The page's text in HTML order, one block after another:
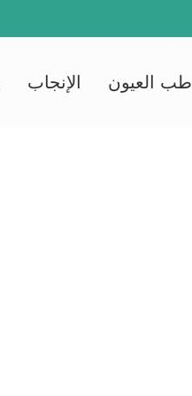
طب العيون الإنجاب